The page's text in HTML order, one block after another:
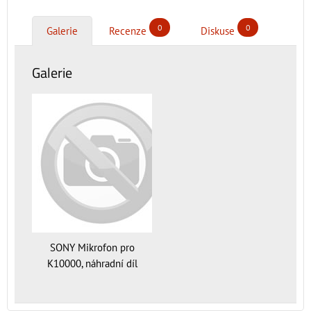
Galerie Recenze 0 Diskuse 0
Galerie
SONY Mikrofon pro
K10000, náhradní díl